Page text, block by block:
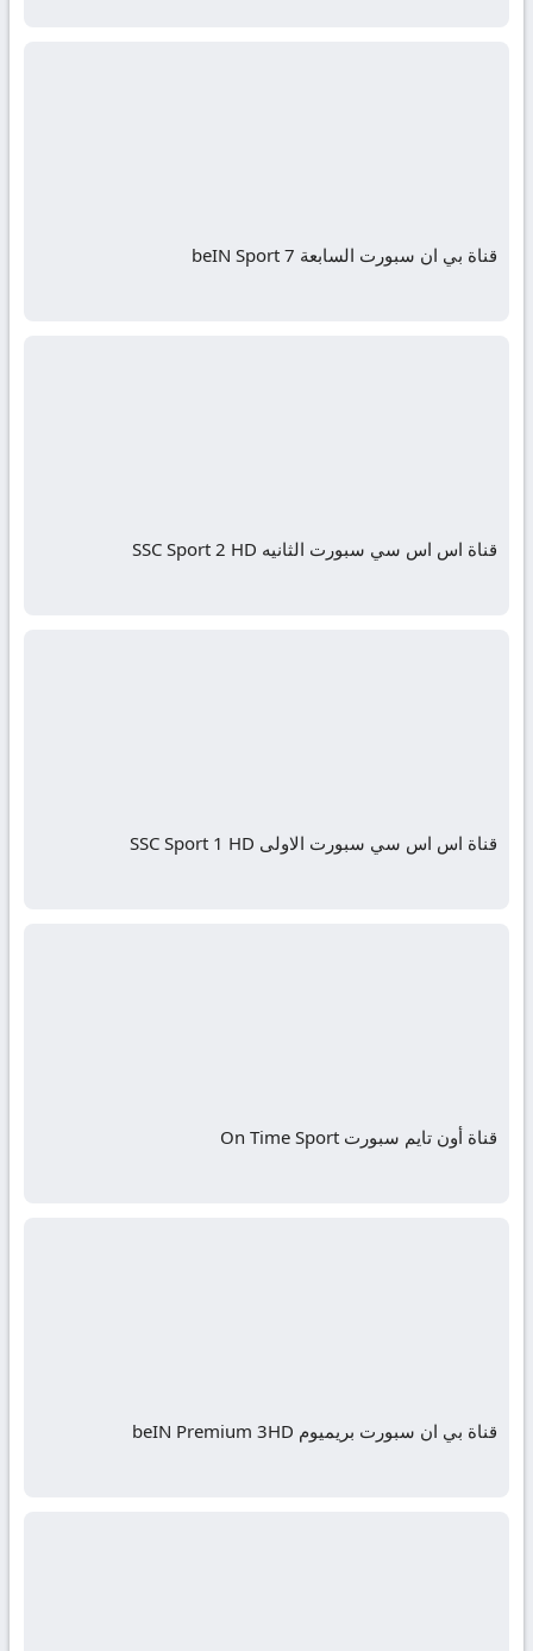
قناة بي ان سبورت السابعة beIN Sport 7
قناة اس اس سي سبورت الثانيه SSC Sport 2 HD
قناة اس اس سي سبورت الاولى SSC Sport 1 HD
قناة أون تايم سبورت On Time Sport
قناة بي ان سبورت بريميوم beIN Premium 3HD